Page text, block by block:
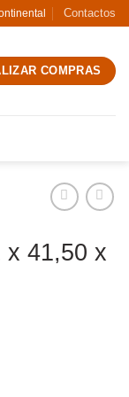
Contactos
COMPRAS
x 41,50 x